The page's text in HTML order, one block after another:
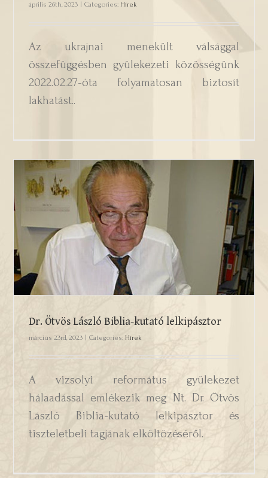
április 26th, 2023 Categories: Hírek
Az ukrajnai menekült válsággal
összefüggésben gyülekezeti közösségünk
2022.02.27-óta folyamatosan biztosít
lakhatást..
Dr. Ötvös László Biblia-kutató
lelkipásztor
Dr. Ötvös László Biblia-kutató lelkipásztor
március 23rd, 2023 | Categories: Hírek
A vizsolyi református gyülekezet
hálaadással emlékezik meg Nt. Dr. Ötvös
László Biblia-kutató lelkipásztor és
tiszteletbeli tagjának elköltözéséről.